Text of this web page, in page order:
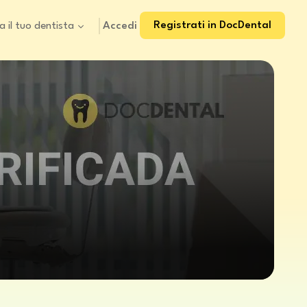
il tuo dentista Accedi Registrati in DocDental